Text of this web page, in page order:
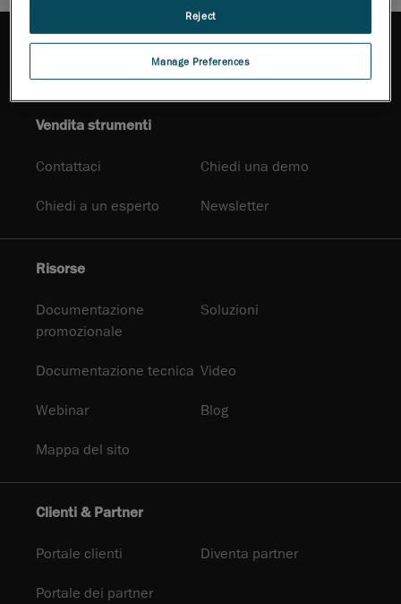
Vendita strumenti
Contattaci Chiedi una demo
Chiedi a un esperto Newsletter
Risorse
Documentazione
promozionale
Soluzioni
Documentazione tecnica Video
Webinar Blog
Mappa del sito
Clienti & Partner
Portale clienti Diventa partner
Portale dei partner
Manage Preferences
Reject